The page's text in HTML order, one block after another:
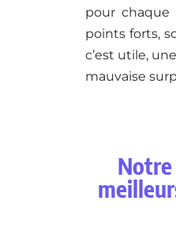
pour chaque
points forts,
c’est utile,
mauvaise
Notre